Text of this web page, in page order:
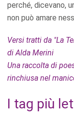
perché, dicevano,
non può amare
Versi tratti da "La
di Alda Merini
Una raccolta di
rinchiusa nel
I tag più